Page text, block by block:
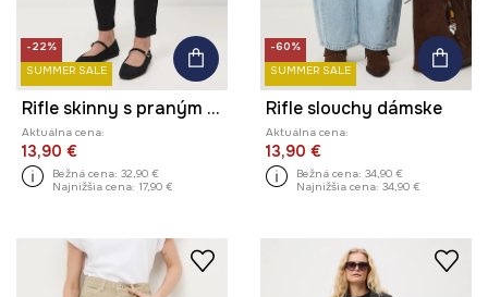
-22%
SUMMER SALE
Rifle skinny s praným efektom
Aktuálna cena:
13,90 €
Bežná cena: 32,90 €
Najnižšia cena: 17,90 €
-60%
SUMMER SALE
Rifle slouchy dámske
Aktuálna cena:
13,90 €
Bežná cena: 34,90 €
Najnižšia cena: 34,90 €